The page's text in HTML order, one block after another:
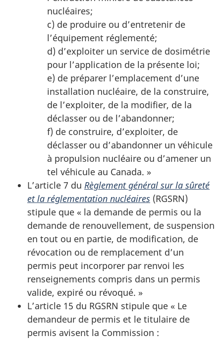
nucléaires;
c) de produire ou d’entretenir de
l’équipement réglementé;
d) d’exploiter un service de dosimétrie
pour l’application de la présente loi;
e) de préparer l’emplacement d’une
installation nucléaire, de la construire,
de l’exploiter, de la modifier, de la
déclasser ou de l’abandonner;
f) de construire, d’exploiter, de
déclasser ou d’abandonner un véhicule
à propulsion nucléaire ou d’amener un
tel véhicule au Canada. »
L’article 7 du Règlement général sur la sûreté
et la réglementation nucléaires (RGSRN)
stipule que « la demande de permis ou la
demande de renouvellement, de suspension
en tout ou en partie, de modification, de
révocation ou de remplacement d’un
permis peut incorporer par renvoi les
renseignements compris dans un permis
valide, expiré ou révoqué. »
L’article 15 du RGSRN stipule que « Le
demandeur de permis et le titulaire de
permis avisent la Commission :